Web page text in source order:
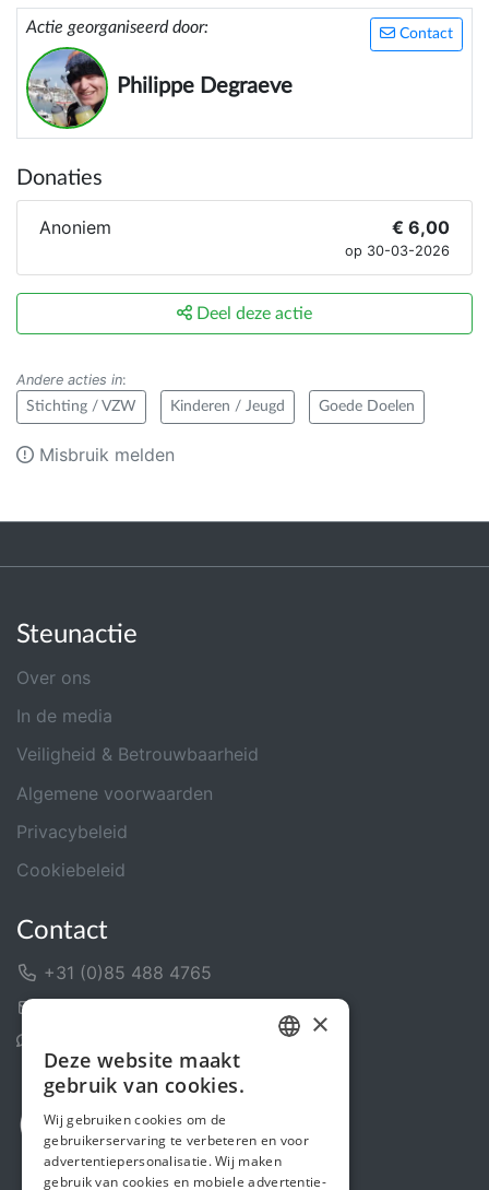
Contact
Actie georganiseerd door:
Philippe Degraeve
Donaties
Anoniem € 6,00
op 30-03-2026
Deel deze actie
Andere acties in:
Stichting / VZW Kinderen / Jeugd Goede Doelen
Misbruik melden
Steunactie
Over ons
In de media
Veiligheid & Betrouwbaarheid
Algemene voorwaarden
Privacybeleid
Cookiebeleid
Contact
+31 (0)85 488 4765
ENGLISH
×
Deze website maakt
gebruik van cookies.
Wij gebruiken cookies om de
gebruikerservaring te verbeteren en voor
advertentiepersonalisatie. Wij maken
gebruik van cookies en mobiele advertentie-